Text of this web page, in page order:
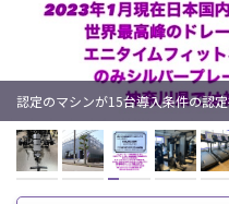
認定のマシンが15台導入条件の認